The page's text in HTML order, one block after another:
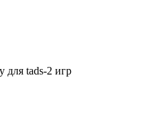
для tads-2 игр